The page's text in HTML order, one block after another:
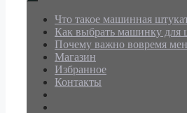
Что такое машинная
Как выбрать машинку для
Почему важно вовремя
Магазин
Избранное
Контакты